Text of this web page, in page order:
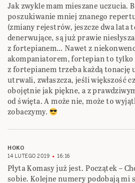
Jak zwykle mam mieszane uczucia.
poszukiwanie mniej znanego
(zmiany rejestrów, jeszcze dwa lata
denerwujące, są już prawie
z fortepianem… Nawet z
akompaniatorem, fortepian to tylko
z fortepianem trzeba każdą tonację
utrwali, zwłaszcza, jeśli większość
obojętnie jak piękne, a z
od święta. A może nie, może to
zobaczymy.
HOKO
14 LUTEGO 2019
16:16
Płyta Komasy już jest. Początek –
sobie. Kolejne numery podobają mi